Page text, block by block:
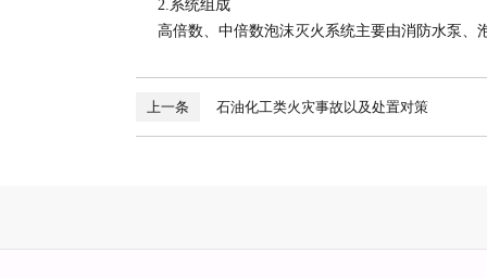
2.系统组成
高倍数、中倍数泡沫灭火系统主要由消防水泵、
上一条 石油化工类火灾事故以及处置对策